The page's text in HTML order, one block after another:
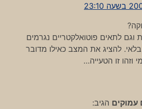
וגם לתאים פוטואלקטריים נגרמים
להציג את המצב כאילו מדובר
זו הטעייה…
עמוקים הגיב: